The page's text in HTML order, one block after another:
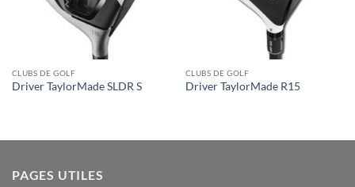
CLUBS DE GOLF
Driver TaylorMade SLDR S
CLUBS DE GOLF
Driver TaylorMade R15
PAGES UTILES